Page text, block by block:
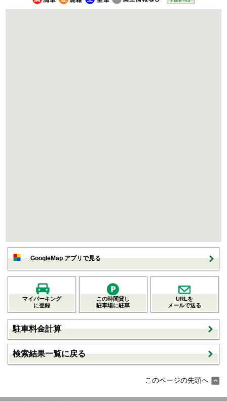
GoogleMap アプリで見る
マイパーキング
に登録
この時間貸し
駐車場に駐車
URLを
メールで送る
駐車料金計算
検索結果一覧に戻る
このページの先頭へ